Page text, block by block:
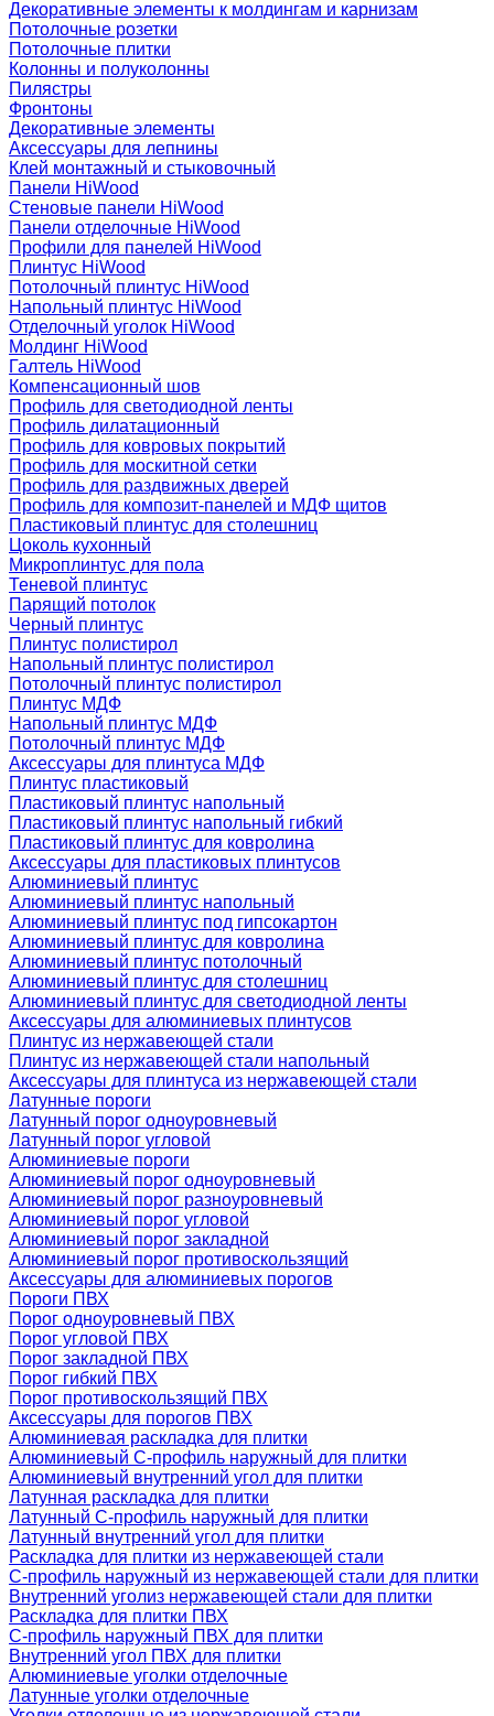
Декоративные элементы к молдингам и карнизам
Потолочные розетки
Потолочные плитки
Колонны и полуколонны
Пилястры
Фронтоны
Декоративные элементы
Аксессуары для лепнины
Клей монтажный и стыковочный
Панели HiWood
Стеновые панели HiWood
Панели отделочные HiWood
Профили для панелей HiWood
Плинтус HiWood
Потолочный плинтус HiWood
Напольный плинтус HiWood
Отделочный уголок HiWood
Молдинг HiWood
Галтель HiWood
Компенсационный шов
Профиль для светодиодной ленты
Профиль дилатационный
Профиль для ковровых покрытий
Профиль для москитной сетки
Профиль для раздвижных дверей
Профиль для композит-панелей и МДФ щитов
Пластиковый плинтус для столешниц
Цоколь кухонный
Микроплинтус для пола
Теневой плинтус
Парящий потолок
Черный плинтус
Плинтус полистирол
Напольный плинтус полистирол
Потолочный плинтус полистирол
Плинтус МДФ
Напольный плинтус МДФ
Потолочный плинтус МДФ
Аксессуары для плинтуса МДФ
Плинтус пластиковый
Пластиковый плинтус напольный
Пластиковый плинтус напольный гибкий
Пластиковый плинтус для ковролина
Аксессуары для пластиковых плинтусов
Алюминиевый плинтус
Алюминиевый плинтус напольный
Алюминиевый плинтус под гипсокартон
Алюминиевый плинтус для ковролина
Алюминиевый плинтус потолочный
Алюминиевый плинтус для столешниц
Алюминиевый плинтус для светодиодной ленты
Аксессуары для алюминиевых плинтусов
Плинтус из нержавеющей стали
Плинтус из нержавеющей стали напольный
Аксессуары для плинтуса из нержавеющей стали
Латунные пороги
Латунный порог одноуровневый
Латунный порог угловой
Алюминиевые пороги
Алюминиевый порог одноуровневый
Алюминиевый порог разноуровневый
Алюминиевый порог угловой
Алюминиевый порог закладной
Алюминиевый порог противоскользящий
Аксессуары для алюминиевых порогов
Пороги ПВХ
Порог одноуровневый ПВХ
Порог угловой ПВХ
Порог закладной ПВХ
Порог гибкий ПВХ
Порог противоскользящий ПВХ
Аксессуары для порогов ПВХ
Алюминиевая раскладка для плитки
Алюминиевый С-профиль наружный для плитки
Алюминиевый внутренний угол для плитки
Латунная раскладка для плитки
Латунный С-профиль наружный для плитки
Латунный внутренний угол для плитки
Раскладка для плитки из нержавеющей стали
С-профиль наружный из нержавеющей стали для плитки
Внутренний уголиз нержавеющей стали для плитки
Раскладка для плитки ПВХ
С-профиль наружный ПВХ для плитки
Внутренний угол ПВХ для плитки
Алюминиевые уголки отделочные
Латунные уголки отделочные